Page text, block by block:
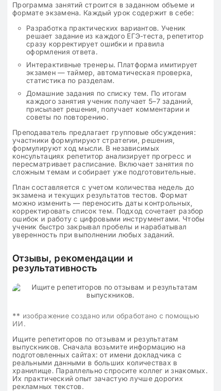
Программа занятий строится в заданном объеме и
формате экзамена. Каждый урок содержит в себе:
Разработка практических вариантов. Ученик
решает задание из каждого ЕГЭ-теста, репетитор
сразу корректирует ошибки и правила
оформления ответа.
Интерактивные тренеры. Платформа имитирует
экзамен — таймер, автоматическая проверка,
статистика по разделам.
Домашние задания по списку тем. По итогам
каждого занятия ученик получает 5–7 заданий,
присылает решения, получает комментарии и
советы по повторению.
Преподаватель предлагает групповые обсуждения:
участники формулируют стратегии, решения,
формулируют ход мысли. В независимых
консультациях репетитор анализирует прогресс и
пересматривает расписание. Включает занятия по
сложным темам и собирает уже подготовительные.
План составляется с учетом количества недель до
экзамена и текущих результатов тестов. Формат
можно изменить — переносить даты контрольных,
корректировать список тем. Подход сочетает разбор
ошибок и работу с цифровыми инструментами. Чтобы
ученик быстро закрывал пробелы и нарабатывал
уверенность при выполнении любых заданий.
Отзывы, рекомендации и
результативность
** изображение создано или обработано с помощью
ИИ.
Ищите репетиторов по отзывам и результатам
выпускников. Сначала возьмите информацию на
подготовленных сайтах: от имени докладчика с
реальными данными в больших количествах в
хранилище. Параллельно спросите коллег и знакомых.
Их практический опыт зачастую лучше дорогих
рекламных текстов.